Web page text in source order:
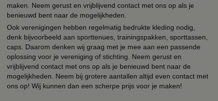
maken. Neem gerust en vrijblijvend contact met ons op als je
benieuwd bent naar de mogelijkheden.
Ook verenigingen hebben regelmatig bedrukte kleding nodig,
denk bijvoorbeeld aan sporttenues, trainingspakken, sporttassen,
caps. Daarom denken wij graag met je mee aan een passende
oplossing voor je vereniging of stichting. Neem gerust en
vrijblijvend contact met ons op als je benieuwd bent naar de
mogelijkheden. Neem bij grotere aantallen altijd even contact met
ons op! Wij kunnen dan een scherpe prijs voor je maken!